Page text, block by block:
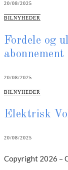
20/08/2025
CATEGORIES
BILNYHEDER
Fordele og
abonnement
20/08/2025
CATEGORIES
BILNYHEDER
Elektrisk
20/08/2025
Copyright 2026 –